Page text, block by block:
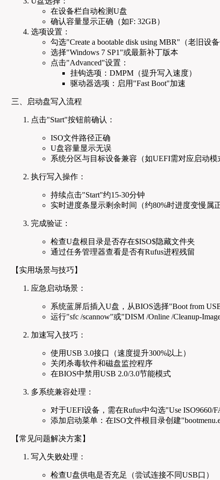
在设备栏自动检测U盘
确认容量显示正确（如F: 32GB）
选项设置：
勾选"Create a bootable disk using MBR"（老旧设备
选择"Windows 7 SP1"或最新补丁版本
点击"Advanced"设置：
挂钩选项：DMPM（提升写入速度）
驱动器选项：启用"Fast Boot"加速
三、启动盘写入流程
点击"Start"按钮前确认：
ISO文件路径正确
U盘容量显示无误
系统分区与目标设备兼容（如UEFI需对应启动模
执行写入操作：
持续点击"Start"约15-30分钟
实时进度条显示剩余时间（约80%时进度变慢属正
完成验证：
检查U盘根目录是否存在$ISO$隐藏文件夹
通过任务管理器查看是否有Rufus进程残留
【实用场景与技巧】
应急启动场景：
系统蓝屏后插入U盘，从BIOS选择"Boot from
运行"sfc /scannow"或"DISM /Online /Cleanup-
加速写入技巧：
使用USB 3.0接口（速度提升300%以上）
关闭杀毒软件和磁盘监控程序
在BIOS中禁用USB 2.0/3.0节能模式
多系统兼容处理：
对于UEFI设备，需在Rufus中勾选"Use ISO9660/
添加启动菜单：在ISO文件根目录创建
【常见问题解决方案】
写入失败处理：
检查U盘供电是否充足（尝试连接不同USB口）